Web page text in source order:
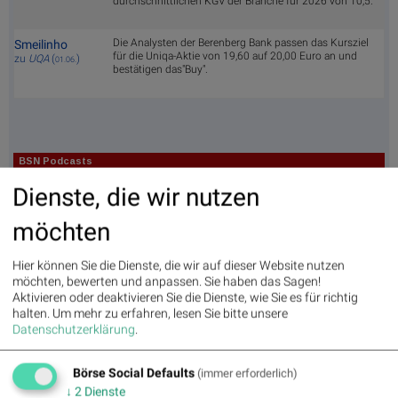
Smeilinho
zu UQA(01.06.)
Die Analysten der Berenberg Bank passen das Kursziel
für die Uniqa-Aktie von 19,60 auf 20,00 Euro an und
bestätigen das"Buy".
BSN Podcasts
Christian Drastil: Wiener Börse Plausch
Wiener Börse Party #1214: ATX nach Rekord
unchanged, AT&S / Bajaj Mobility sehr auffällig, 150er-
Bilanz und Wienerberger-Aufnahme
BSNgine
Top/F
Star/
Matri
Movin
g
Averages
Tages
„n“
Umsa
tz
Dienste, die wir nutzen
möchten
Hier können Sie die Dienste, die wir auf dieser Website nutzen
möchten, bewerten und anpassen. Sie haben das Sagen!
Aktivieren oder deaktivieren Sie die Dienste, wie Sie es für richtig
halten. Um mehr zu erfahren, lesen Sie bitte unsere
Datenschutzerklärung.
Börse Social Defaults (immer erforderlich)
↓ 2 Dienste